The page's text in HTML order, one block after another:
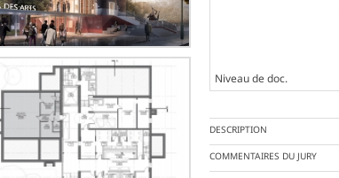
Niveau de doc.
DESCRIPTION
COMMENTAIRES DU JURY